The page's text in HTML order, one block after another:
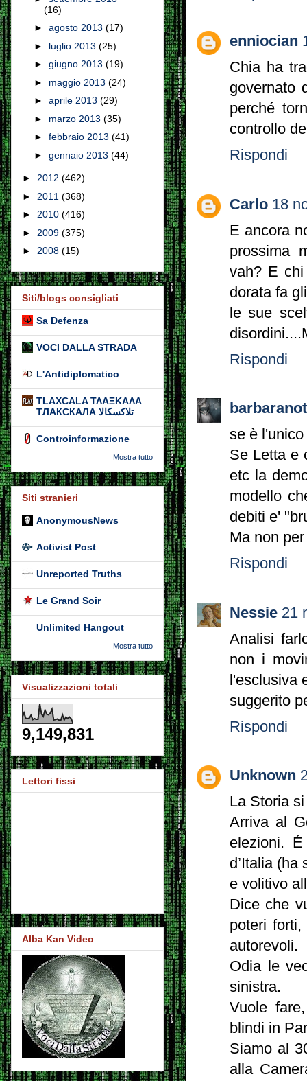
enniocian
Chia ha
governato
perché
controllo
Rispondi
Carlo 18
E ancora
prossima
vah? E
dorata fa
le sue
Rispondi
se è
Se Letta e
etc la
modello
debiti e'
Ma non
Rispondi
Nessie 21
Analisi
non i
l'esclusiva
suggerito
Rispondi
Unknown
La Storia
Arriva al
elezioni.
d’Italia
e volitivo
Dice che
poteri
autorevoli.
Odia le
sinistra.
Vuole
blindi in
Siamo al
alla
(16)
► agosto 2013 (17)
► luglio 2013 (25)
► giugno 2013 (19)
► maggio 2013 (24)
► aprile 2013 (29)
► marzo 2013 (35)
► febbraio 2013 (41)
► gennaio 2013 (44)
► 2012 (462)
► 2011 (368)
► 2010 (416)
► 2009 (375)
► 2008 (15)
Siti/blogs consigliati
Sa Defenza
VOCI DALLA STRADA
L'Antidiplomatico
TLAXCALA ΤΛΑΞΚΑΛΑ
ТЛАКСКАЛА تلاكسكالا
Controinformazione
Mostra tutto
Siti stranieri
AnonymousNews
Activist Post
Unreported Truths
Le Grand Soir
Unlimited Hangout
Mostra tutto
Visualizzazioni totali
9,149,831
Lettori fissi
Alba Kan Video